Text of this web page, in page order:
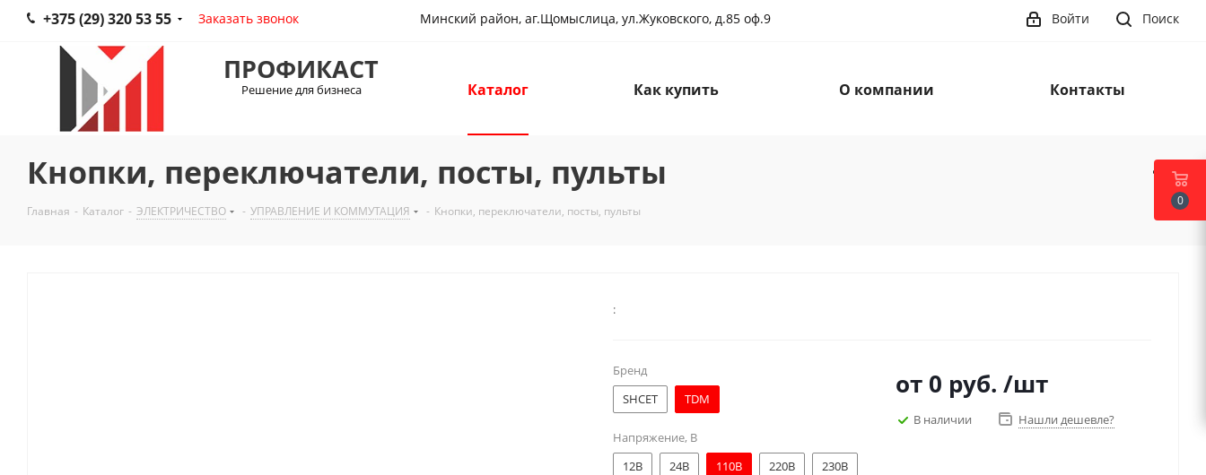
+375 (29) 320 53 55 Заказать звонок Минский район, аг.Щомыслица, ул.Жуковского, д.85 оф.9 Поиск
Войти
ПРОФИКАСТ
Решение для бизнеса Каталог Как купить О компании Контакты
Кнопки, переключатели, посты, пульты
Главная - Каталог - ЭЛЕКТРИЧЕСТВО - УПРАВЛЕНИЕ И КОММУТАЦИЯ - Кнопки, переключатели, посты, пульты
:
Бренд
SHCET
TDM
Напряжение, В
12В
24В 110В 220В 230В
от 0 руб. /шт
В наличии Нашли дешевле?
0